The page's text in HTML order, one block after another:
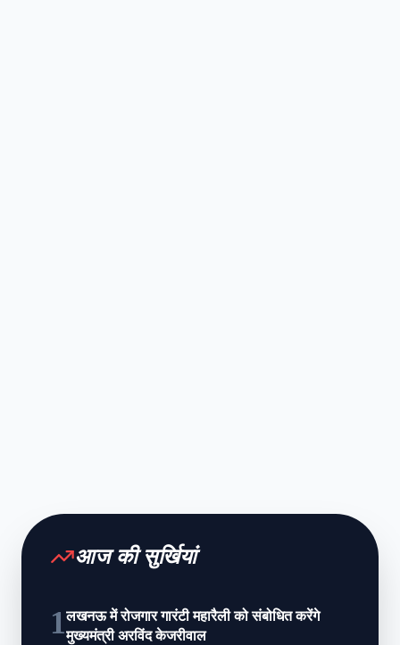
आज की सुर्खियां
1लखनऊ में रोजगार गारंटी महारैली को संबोधित करेंगे
मुख्यमंत्री अरविंद केजरीवाल